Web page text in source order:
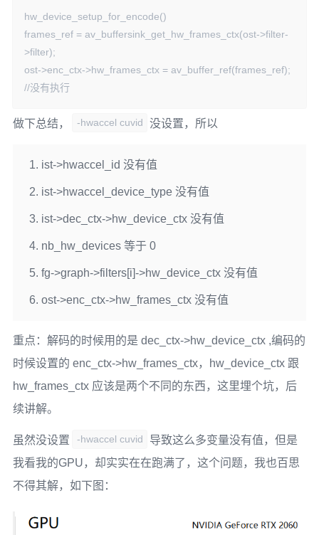
hw_device_setup_for_encode()
frames_ref = av_buffersink_get_hw_frames_ctx(ost->filter-
>filter);
ost->enc_ctx->hw_frames_ctx = av_buffer_ref(frames_ref);
//没有执行
做下总结， -hwaccel cuvid 没设置，所以
ist->hwaccel_id 没有值
ist->hwaccel_device_type 没有值
ist->dec_ctx->hw_device_ctx 没有值
nb_hw_devices 等于 0
fg->graph->filters[i]->hw_device_ctx 没有值
ost->enc_ctx->hw_frames_ctx 没有值
重点：解码的时候用的是 dec_ctx->hw_device_ctx ,编码的
时候设置的 enc_ctx->hw_frames_ctx，hw_device_ctx 跟
hw_frames_ctx 应该是两个不同的东西，这里埋个坑，后
续讲解。
虽然没设置 -hwaccel cuvid
导致这么多变量没有值，但是
我看我的GPU，却实实在在跑满了，这个问题，我也百思
不得其解，如下图：